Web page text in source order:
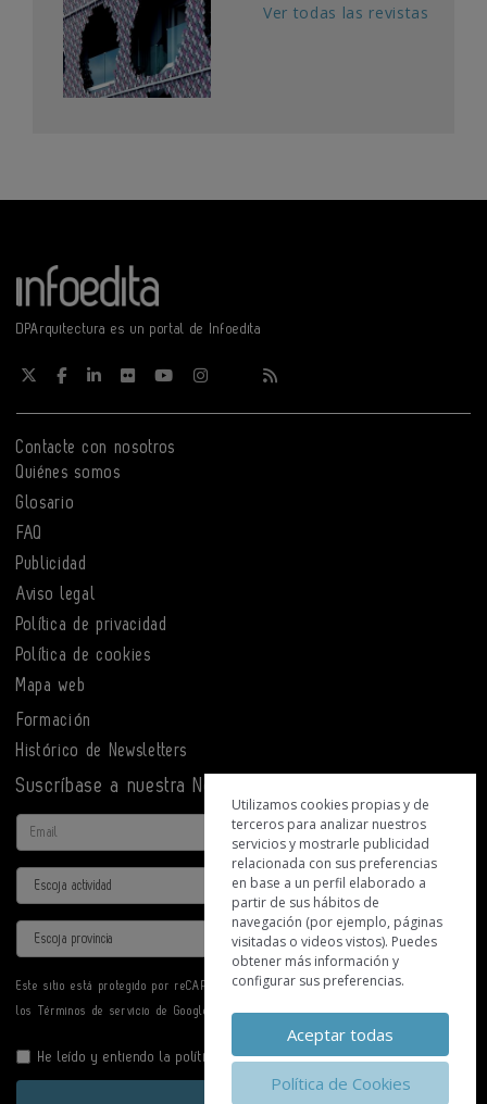
Ver todas las revistas
DPArquitectura es un portal de Infoedita
Contacte con nosotros
Quiénes somos
Glosario
FAQ
Publicidad
Aviso legal
Política de privacidad
Política de cookies
Mapa web
Formación
Histórico de Newsletters
Suscríbase a nuestra Newsletter
Email
Actividad
Provincia
Este sitio está protegido por reCAPTCHA y se aplican laPolítica de privacidad
los Términos de servicio de Google.
He leído y entiendo lapolítica de privacidad
Utilizamos cookies propias y de
terceros para analizar nuestros
servicios y mostrarle publicidad
relacionada con sus preferencias
en base a un perfil elaborado a
partir de sus hábitos de
navegación (por ejemplo, páginas
visitadas o videos vistos). Puedes
obtener más información y
configurar sus preferencias.
Aceptar todas
Política de Cookies